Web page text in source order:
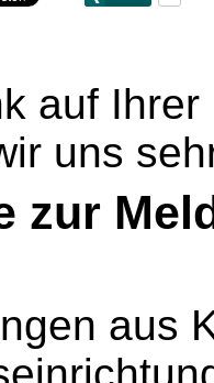
auf
uns
zur
aus